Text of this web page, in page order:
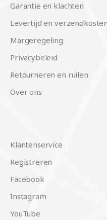
Garantie en klachten
Levertijd en verzendkosten
Margeregeling
Privacybeleid
Retourneren en ruilen
Over ons
Klantenservice
Registreren
Facebook
Instagram
YouTube